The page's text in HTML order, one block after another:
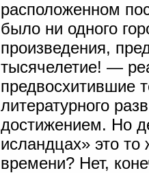
расположенном
было ни одного
произведения,
тысячелетие! —
предвосхитившие
литературного
достижением. Но
исландцах» это
времени? Нет,